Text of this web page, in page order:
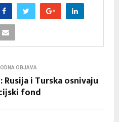
OBJAVA
i Turska osnivaju
fond